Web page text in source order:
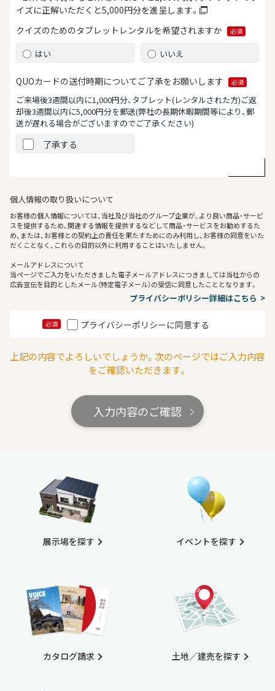
イズに正解いただくと5,000円分を進呈します。
クイズのためのタブレット レンタルを希望されますか 必須
はい いいえ
QUOカードの送付時期について ご了承をお願いします 必須
ご来場後3週間以内に1,000円分、タブレット(レンタルされた方)ご返
却後3週間以内に5,000円分を郵送(弊社の長期休暇期間等により、郵
送が遅れる場合がございますのでご了承ください)
了承する
個人情報の取り扱いについて
お客様の個人情報については、当社及び当社のグループ企業が、より良い商品・サービ
スを提供するため、関連する情報を提供するなどして商品・サービスをお勧めするた
め、または、お客様との契約上の責任を果たすためにのみ利用し、お客様の同意をいた
だくことなく、これらの目的以外に利用することはいたしません。
メールアドレスについて
当ページでご入力をいただきました電子メールアドレスにつきましては当社からの
広告宣伝を目的としたメール（特定電子メール）の受信に同意したこととなります。
プライバシーポリシー詳細はこちら
必須 プライバシーポリシーに同意する
上記の内容でよろしいでしょうか。次のページではご入力内容
をご確認いただきます。
入力内容のご確認
展示場を探す
カタログ請求
イベントを探す
土地／建売を探す